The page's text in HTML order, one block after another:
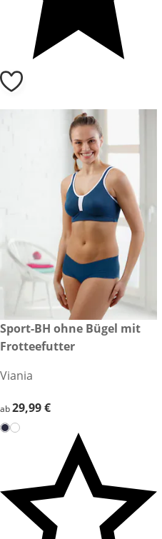
29,99 €
Sport-BH ohne Bügel mit
Frotteefutter
Viania
29,99 €
ab29,99 €